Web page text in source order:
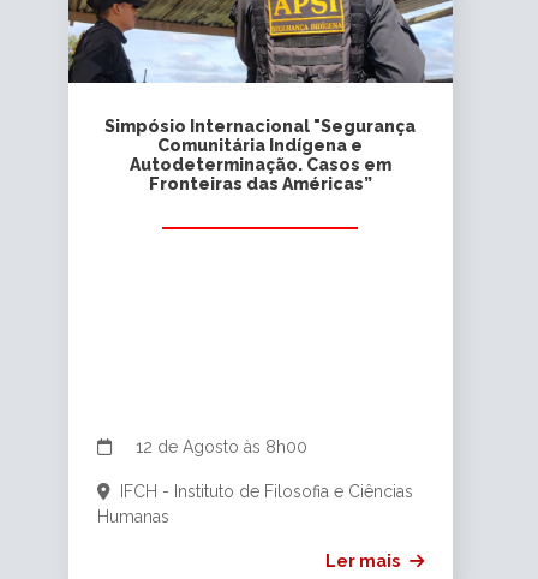
Simpósio Internacional "Segurança
Comunitária Indígena e
Autodeterminação. Casos em
Fronteiras das Américas”
12 de Agosto às 8h00
IFCH - Instituto de Filosofia e Ciências
Humanas
Ler mais